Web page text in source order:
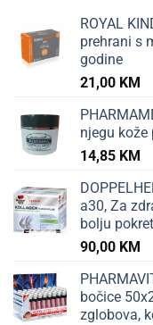
ROYAL
prehrani s
godine
21,00 KM
njegu kože
14,85 KM
a30, Za
bolju
90,00 KM
bočice
zglobova,